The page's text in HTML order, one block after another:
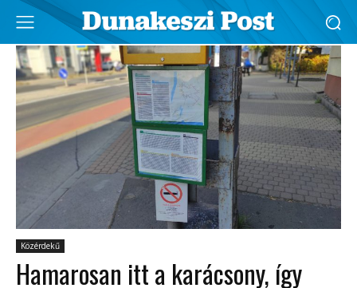
Közérdekű
Hamarosan itt a karácsony, így